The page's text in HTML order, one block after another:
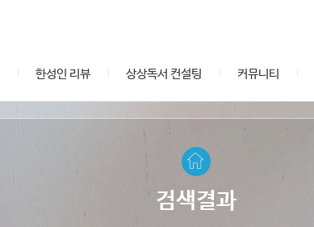
한성인 리뷰 상상독서 컨설팅 커뮤니티
검색결과